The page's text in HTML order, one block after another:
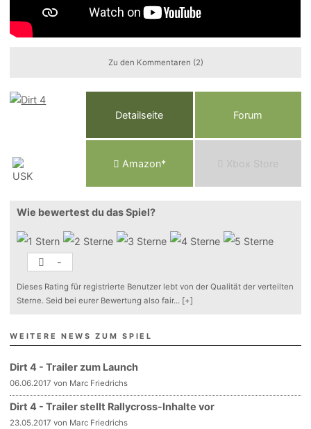
Zu den Kommentaren (2)
Detailseite Forum
Amazon* Xbox Store
Wie bewertest du das Spiel?
-
Dieses Rating für registrierte Benutzer lebt von der Qualität der verteilten
Sterne. Seid bei eurer Bewertung also fair... [+]
WEITERE NEWS ZUM SPIEL
Dirt 4 - Trailer zum Launch
06.06.2017 von Marc Friedrichs
Dirt 4 - Trailer stellt Rallycross-Inhalte vor
23.05.2017 von Marc Friedrichs